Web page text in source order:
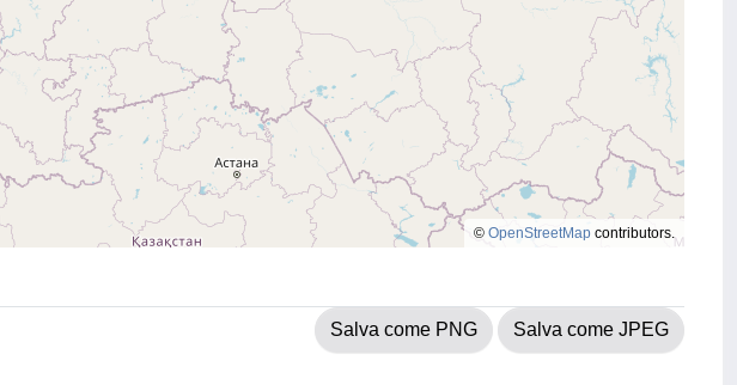
© OpenStreetMap contributors.
Salva come PNG Salva come JPEG